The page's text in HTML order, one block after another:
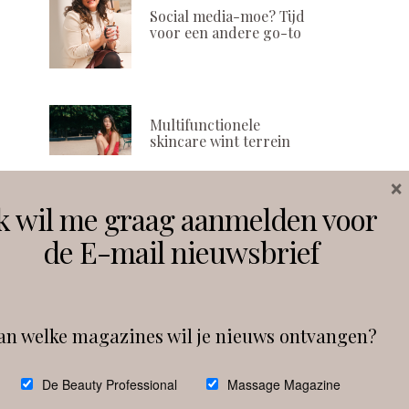
Social media-moe? Tijd
voor een andere go-to
Multifunctionele
skincare wint terrein
Volg ons
Follow on Instagram
wil me graag aanmelden voor
de E-mail nieuwsbrief
welke magazines wil je nieuws ontvangen?
De Beauty Professional Massage Magazine
×